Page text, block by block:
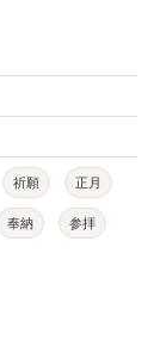
祈願 正月
奉納 参拝